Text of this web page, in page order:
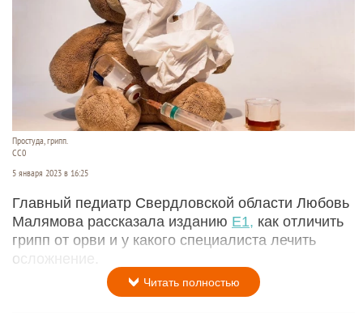
Простуда, грипп.
СС0
5 января 2023 в 16:25
Главный педиатр Свердловской области Любовь
Малямова рассказала изданию E1, как отличить
грипп от орви и у какого специалиста лечить
осложнение.
Читать полностью